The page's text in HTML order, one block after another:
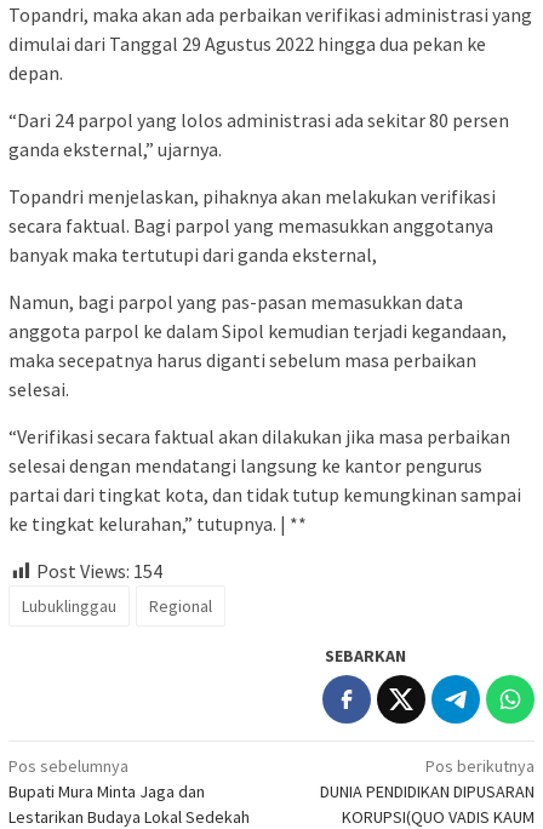
Topandri, maka akan ada perbaikan verifikasi administrasi yang
dimulai dari Tanggal 29 Agustus 2022 hingga dua pekan ke
depan.
“Dari 24 parpol yang lolos administrasi ada sekitar 80 persen
ganda eksternal,” ujarnya.
Topandri menjelaskan, pihaknya akan melakukan verifikasi
secara faktual. Bagi parpol yang memasukkan anggotanya
banyak maka tertutupi dari ganda eksternal,
Namun, bagi parpol yang pas-pasan memasukkan data
anggota parpol ke dalam Sipol kemudian terjadi kegandaan,
maka secepatnya harus diganti sebelum masa perbaikan
selesai.
“Verifikasi secara faktual akan dilakukan jika masa perbaikan
selesai dengan mendatangi langsung ke kantor pengurus
partai dari tingkat kota, dan tidak tutup kemungkinan sampai
ke tingkat kelurahan,” tutupnya. | **
Post Views: 154
Lubuklinggau Regional
SEBARKAN
Navigasi
pos
Pos sebelumnya
Bupati Mura Minta Jaga dan
Lestarikan Budaya Lokal Sedekah
Pos berikutnya
DUNIA PENDIDIKAN DIPUSARAN
KORUPSI(QUO VADIS KAUM